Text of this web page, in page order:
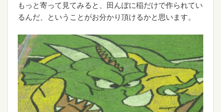
もっと寄って見てみると、田んぼに稲だけで作られてい
るんだ、ということがお分かり頂けるかと思います。